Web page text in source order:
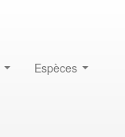
Espèces